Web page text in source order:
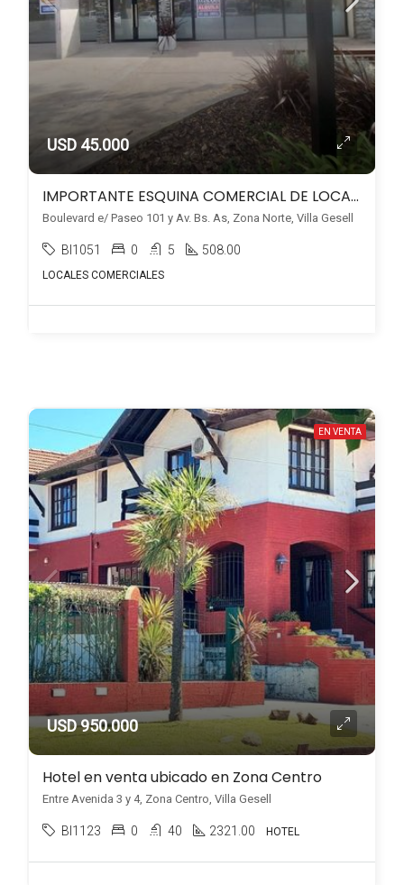
USD 45.000
IMPORTANTE ESQUINA COMERCIAL DE LOCALES EN ALQUILER | Zona Norte | Villa Gesell
Boulevard e/ Paseo 101 y Av. Bs. As, Zona Norte, Villa Gesell
BI1051 0 5 508.00
LOCALES COMERCIALES
EN VENTA
USD 950.000
Hotel en venta ubicado en Zona Centro
Entre Avenida 3 y 4, Zona Centro, Villa Gesell
BI1123 0 40 2321.00 HOTEL